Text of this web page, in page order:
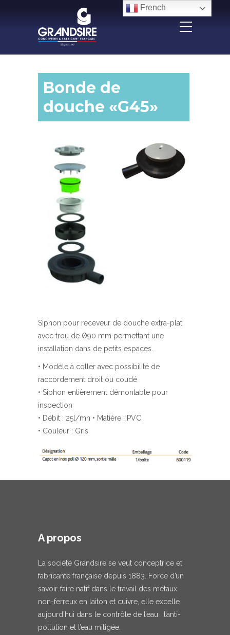
Bonde de
douche «G45»
Siphon pour receveur de douche extra-plat
avec trou de Ø90 mm permettant une
installation dans de petits espaces.
• Modèle à coller avec possibilité de
raccordement droit ou coudé
• Siphon entièrement démontable pour
inspection
• Débit : 25l/mn • Matière : PVC
• Couleur : Gris
A propos
La société Grandsire se veut conceptrice et
fabricante française depuis 1883. Force d’un
savoir-faire natif dans le travail des métaux
non-ferreux en laiton et cuivre, elle excelle
aujourd’hui dans le contrôle de l’eau : l’anti-
pollution et l’eau mitigée.
French